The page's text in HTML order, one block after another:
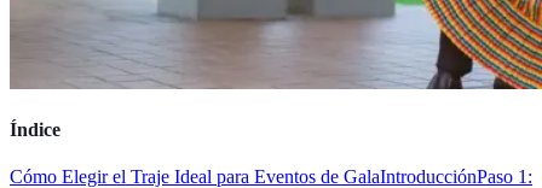
Índice
Cómo Elegir el Traje Ideal para Eventos de GalaIntroducciónPaso 1: